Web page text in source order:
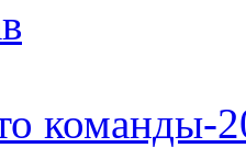
команды-